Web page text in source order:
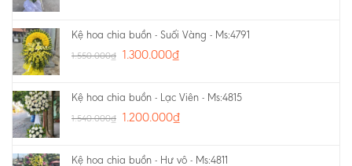
Kệ hoa chia buồn - Suối Vàng - Ms:4791
1.550.000₫ 1.300.000₫
Kệ hoa chia buồn - Lạc Viên - Ms:4815
1.540.000₫ 1.200.000₫
Kệ hoa chia buồn - Hư vô - Ms:4811